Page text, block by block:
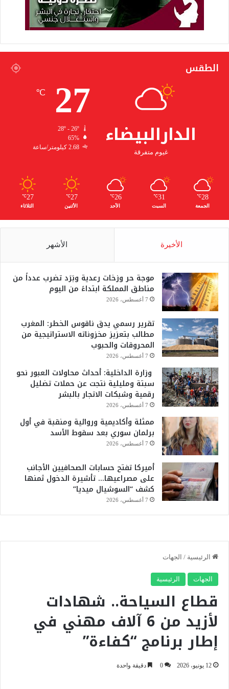
الطقس
الدارالبيضاء
غيوم متفرقة
27
℃
65%
2.68 كيلومتر/ساعة
28
℃
الجمعة
31
℃
السبت
26
℃
الأحد
27
℃
الأثنين
27
℃
الثلاثاء
الأخيرة الأشهر
موجة حر وزخات رعدية وبَرَد تضرب عدداً من
مناطق المملكة ابتداءً من اليوم
7 أغسطس، 2026
تقرير رسمي يدق ناقوس الخطر: المغرب
مطالب بتعزيز مخزوناته الاستراتيجية من
المحروقات والحبوب
7 أغسطس، 2026
وزارة الداخلية: أحداث محاولات العبور نحو
سبتة ومليلية نتجت عن حملات تضليل
رقمية وشبكات الاتجار بالبشر
7 أغسطس، 2026
ممثلة وأكاديمية وروائية ومنقبة في أول
برلمان سوري بعد سقوط الأسد
7 أغسطس، 2026
أميركا تفتح حسابات الصحافيين الأجانب
على مصراعيها… تأشيرة الدخول ثمنها
كشف “السوشيال ميديا”
7 أغسطس، 2026